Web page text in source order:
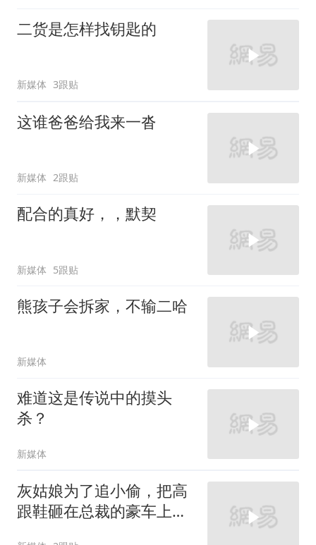
二货是怎样找钥匙的
新媒体 3跟贴
这谁爸爸给我来一沓
新媒体 2跟贴
配合的真好，，默契
新媒体 5跟贴
熊孩子会拆家，不输二哈
新媒体
难道这是传说中的摸头
杀？
新媒体
灰姑娘为了追小偷，把高
跟鞋砸在总裁的豪车上，